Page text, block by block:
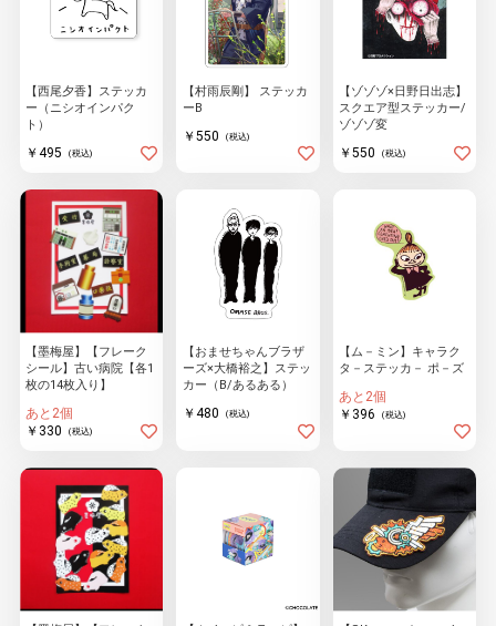
【西尾夕香】ステッカ
ー（ニシオインパク
ト）
￥495 (税込)
【村雨辰剛】 ステッカ
ーB
￥550 (税込)
【ゾゾゾ×日野日出志】
スクエア型ステッカー/
ゾゾゾ変
￥550 (税込)
【墨梅屋】【フレーク
シール】古い病院【各1
枚の14枚入り】
あと2個
￥330
(税込)
【おませちゃんブラザ
ーズ×大橋裕之】ステッ
カー（B/あるある）
￥480 (税込)
【ム－ミン】キャラク
タ－ステッカ－ ポ－ズ
あと2個
￥396
(税込)